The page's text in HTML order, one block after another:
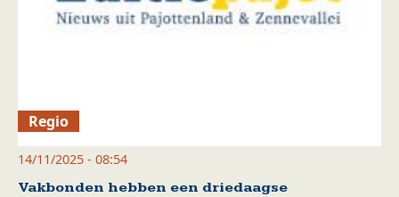
Regio
14/11/2025 - 08:54
Vakbonden hebben een driedaagse